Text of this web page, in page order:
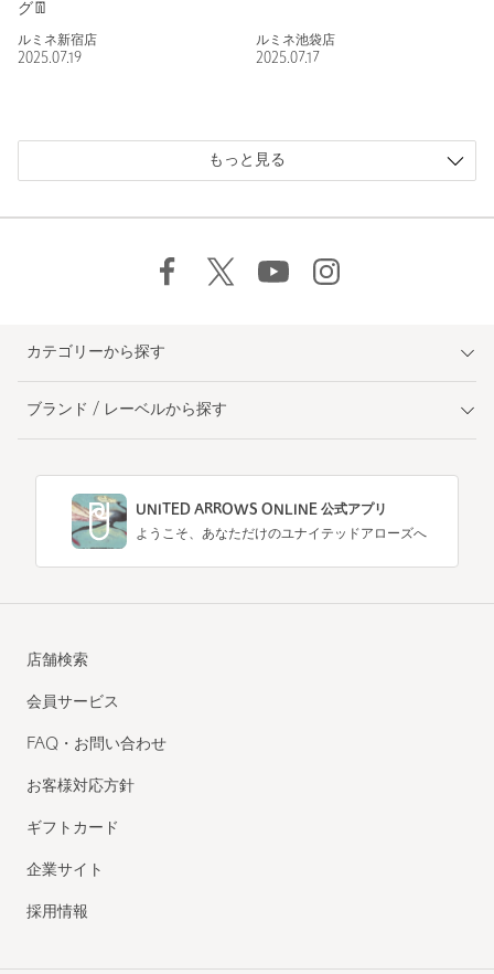
グ👖
ルミネ新宿店
2025.07.19
ルミネ池袋店
2025.07.17
もっと見る
カテゴリーから探す
ブランド / レーベルから探す
UNITED ARROWS ONLINE 公式アプリ
ようこそ、あなただけのユナイテッドアローズへ
店舗検索
会員サービス
FAQ・お問い合わせ
お客様対応方針
ギフトカード
企業サイト
採用情報